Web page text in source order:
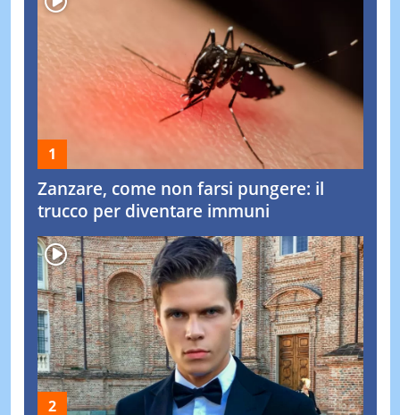
Zanzare, come non farsi pungere: il
trucco per diventare immuni